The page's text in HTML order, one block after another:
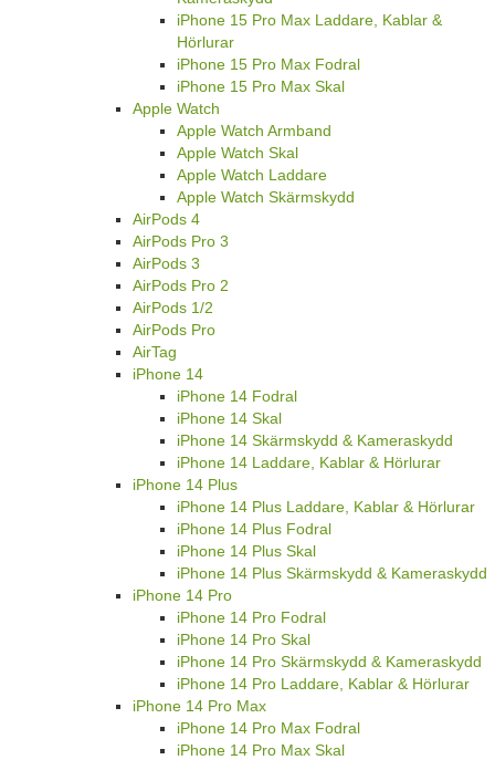
iPhone 15 Pro Max Laddare, Kablar &
Hörlurar
iPhone 15 Pro Max Fodral
iPhone 15 Pro Max Skal
Apple Watch
Apple Watch Armband
Apple Watch Skal
Apple Watch Laddare
Apple Watch Skärmskydd
AirPods 4
AirPods Pro 3
AirPods 3
AirPods Pro 2
AirPods 1/2
AirPods Pro
AirTag
iPhone 14
iPhone 14 Fodral
iPhone 14 Skal
iPhone 14 Skärmskydd & Kameraskydd
iPhone 14 Laddare, Kablar & Hörlurar
iPhone 14 Plus
iPhone 14 Plus Laddare, Kablar & Hörlurar
iPhone 14 Plus Fodral
iPhone 14 Plus Skal
iPhone 14 Plus Skärmskydd & Kameraskydd
iPhone 14 Pro
iPhone 14 Pro Fodral
iPhone 14 Pro Skal
iPhone 14 Pro Skärmskydd & Kameraskydd
iPhone 14 Pro Laddare, Kablar & Hörlurar
iPhone 14 Pro Max
iPhone 14 Pro Max Fodral
iPhone 14 Pro Max Skal